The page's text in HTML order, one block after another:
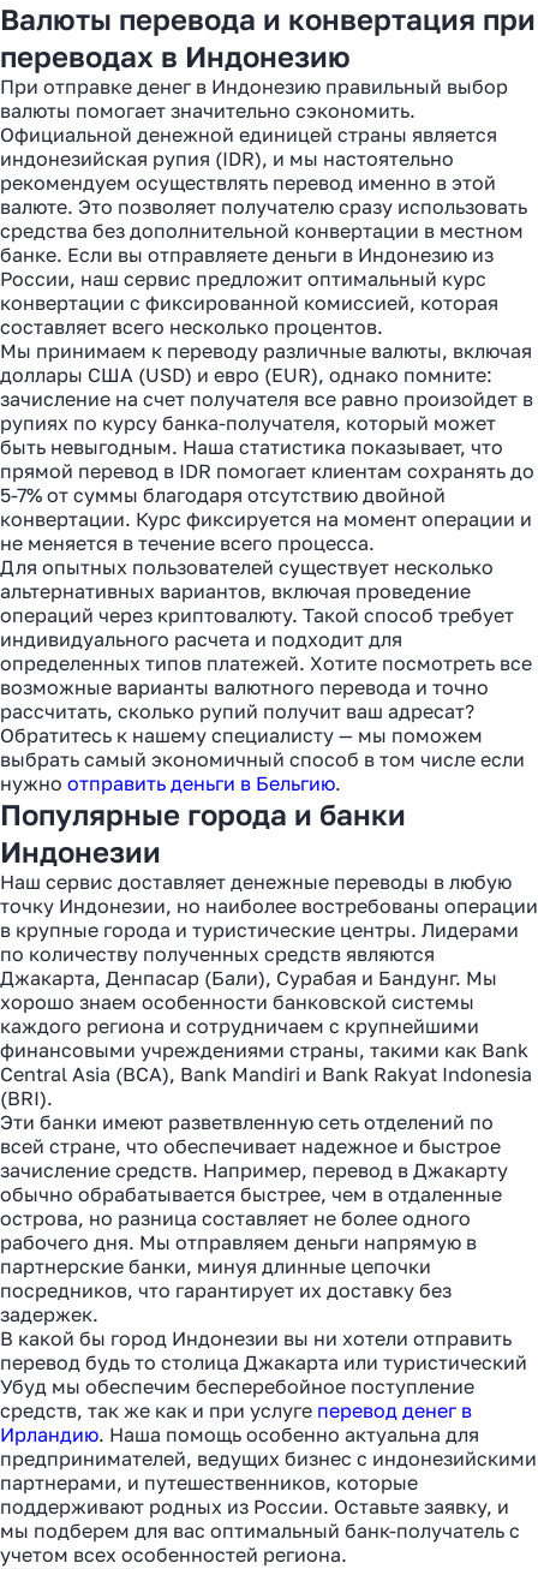
Валюты перевода и конвертация при
переводах в Индонезию
При отправке денег в Индонезию правильный выбор
валюты помогает значительно сэкономить.
Официальной денежной единицей страны является
индонезийская рупия (IDR), и мы настоятельно
рекомендуем осуществлять перевод именно в этой
валюте. Это позволяет получателю сразу использовать
средства без дополнительной конвертации в местном
банке. Если вы отправляете деньги в Индонезию из
России, наш сервис предложит оптимальный курс
конвертации с фиксированной комиссией, которая
составляет всего несколько процентов.
Мы принимаем к переводу различные валюты, включая
доллары США (USD) и евро (EUR), однако помните:
зачисление на счет получателя все равно произойдет в
рупиях по курсу банка-получателя, который может
быть невыгодным. Наша статистика показывает, что
прямой перевод в IDR помогает клиентам сохранять до
5-7% от суммы благодаря отсутствию двойной
конвертации. Курс фиксируется на момент операции и
не меняется в течение всего процесса.
Для опытных пользователей существует несколько
альтернативных вариантов, включая проведение
операций через криптовалюту. Такой способ требует
индивидуального расчета и подходит для
определенных типов платежей. Хотите посмотреть все
возможные варианты валютного перевода и точно
рассчитать, сколько рупий получит ваш адресат?
Обратитесь к нашему специалисту — мы поможем
выбрать самый экономичный способ в том числе если
нужно отправить деньги в Бельгию.
Популярные города и банки
Индонезии
Наш сервис доставляет денежные переводы в любую
точку Индонезии, но наиболее востребованы операции
в крупные города и туристические центры. Лидерами
по количеству полученных средств являются
Джакарта, Денпасар (Бали), Сурабая и Бандунг. Мы
хорошо знаем особенности банковской системы
каждого региона и сотрудничаем с крупнейшими
финансовыми учреждениями страны, такими как Bank
Central Asia (BCA), Bank Mandiri и Bank Rakyat Indonesia
(BRI).
Эти банки имеют разветвленную сеть отделений по
всей стране, что обеспечивает надежное и быстрое
зачисление средств. Например, перевод в Джакарту
обычно обрабатывается быстрее, чем в отдаленные
острова, но разница составляет не более одного
рабочего дня. Мы отправляем деньги напрямую в
партнерские банки, минуя длинные цепочки
посредников, что гарантирует их доставку без
задержек.
В какой бы город Индонезии вы ни хотели отправить
перевод будь то столица Джакарта или туристический
Убуд мы обеспечим бесперебойное поступление
средств, так же как и при услуге перевод денег в
Ирландию. Наша помощь особенно актуальна для
предпринимателей, ведущих бизнес с индонезийскими
партнерами, и путешественников, которые
поддерживают родных из России. Оставьте заявку, и
мы подберем для вас оптимальный банк-получатель с
учетом всех особенностей региона.